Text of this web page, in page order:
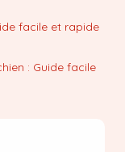
facile et rapide
: Guide facile